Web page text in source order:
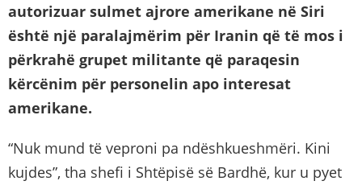
autorizuar sulmet ajrore amerikane në Siri
është një paralajmërim për Iranin që të mos i
përkrahë grupet militante që paraqesin
kërcënim për personelin apo interesat
amerikane.
“Nuk mund të veproni pa ndëshkueshmëri. Kini
kujdes”, tha shefi i Shtëpisë së Bardhë, kur u pyet